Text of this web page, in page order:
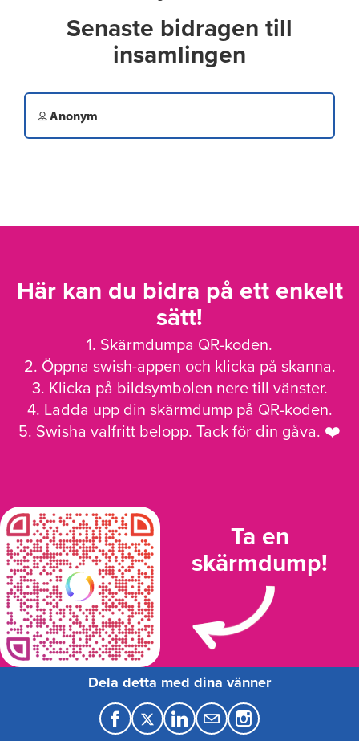
Senaste bidragen till
insamlingen
Anonym
Här kan du bidra på ett enkelt
sätt!
1. Skärmdumpa QR-koden.
2. Öppna swish-appen och klicka på skanna.
3. Klicka på bildsymbolen nere till vänster.
4. Ladda upp din skärmdump på QR-koden.
5. Swisha valfritt belopp. Tack för din gåva. ❤️
Ta en
skärmdump!
Dela detta med dina vänner
F
T
L
M